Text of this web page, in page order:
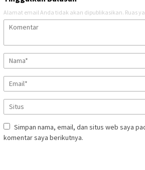
Alamat email Anda tidak akan dipublikasikan. Ruas
Simpan nama, email, dan situs web saya
komentar saya berikutnya.